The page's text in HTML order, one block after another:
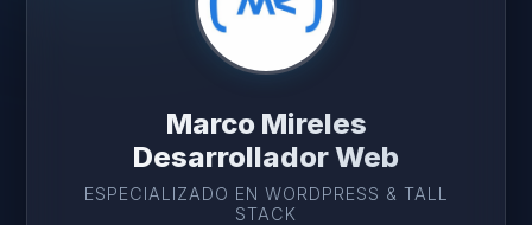
Marco Mireles
Desarrollador Web
ESPECIALIZADO EN WORDPRESS & TALL
STACK